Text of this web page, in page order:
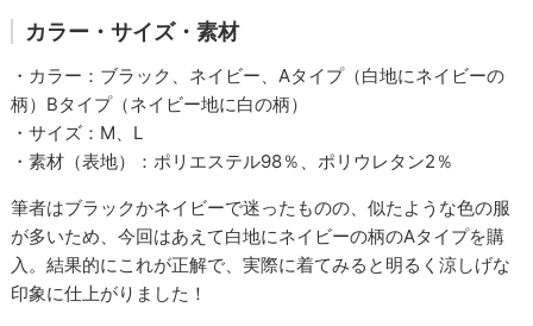
カラー・サイズ・素材
・カラー：ブラック、ネイビー、Aタイプ（白地にネイビーの
柄）Bタイプ（ネイビー地に白の柄）
・サイズ：M、L
・素材（表地）：ポリエステル98％、ポリウレタン2％
筆者はブラックかネイビーで迷ったものの、似たような色の服
が多いため、今回はあえて白地にネイビーの柄のAタイプを購
入。結果的にこれが正解で、実際に着てみると明るく涼しげな
印象に仕上がりました！